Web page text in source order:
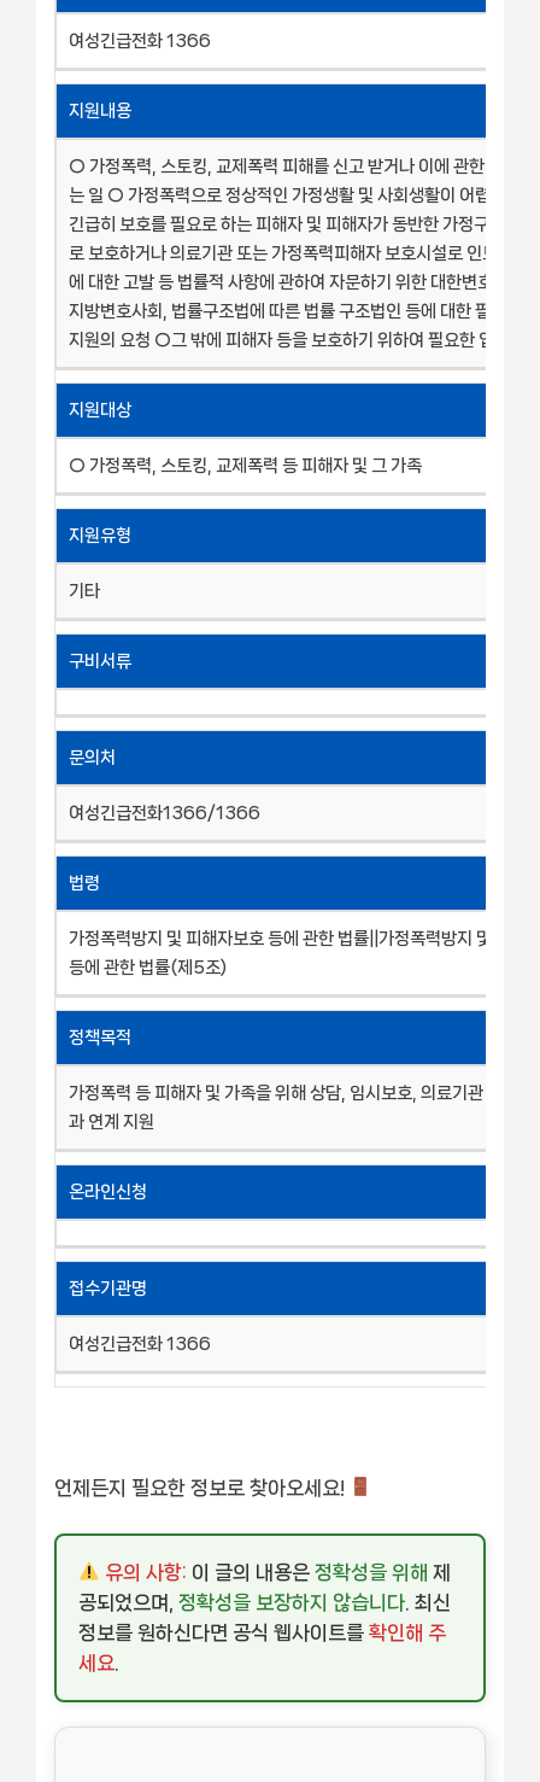
여성긴급전화 1366
지원내용
○ 가정폭력, 스토킹, 교제폭력 피해를 신고 받거나 이에 관한 상담에
는 일 ○ 가정폭력으로 정상적인 가정생활 및 사회생활이 어렵거나
긴급히 보호를 필요로 하는 피해자 및 피해자가 동반한 가정구성원을
로 보호하거나 의료기관 또는 가정폭력피해자 보호시설로 인도 ○
에 대한 고발 등 법률적 사항에 관하여 자문하기 위한 대한변호사협
지방변호사회, 법률구조법에 따른 법률 구조법인 등에 대한 필요한
지원의 요청 ○그 밖에 피해자 등을 보호하기 위하여 필요한 업무 등
지원대상
○ 가정폭력, 스토킹, 교제폭력 등 피해자 및 그 가족
지원유형
기타
구비서류
문의처
여성긴급전화1366/1366
법령
가정폭력방지 및 피해자보호 등에 관한 법률||가정폭력방지 및 피해
등에 관한 법률(제5조)
정책목적
가정폭력 등 피해자 및 가족을 위해 상담, 임시보호, 의료기관 보호시
과 연계 지원
온라인신청
접수기관명
여성긴급전화 1366
언제든지 필요한 정보로 찾아오세요!
유의 사항: 이 글의 내용은정확성을 위해 제
공되었으며, 정확성을 보장하지 않습니다 . 최신
정보를 원하신다면 공식 웹사이트를 확인해 주
세요